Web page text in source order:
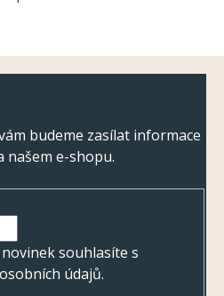
r
k
ý
p
i
budeme zasílat informace
našem e-shopu.
souhlasíte s
údajů.